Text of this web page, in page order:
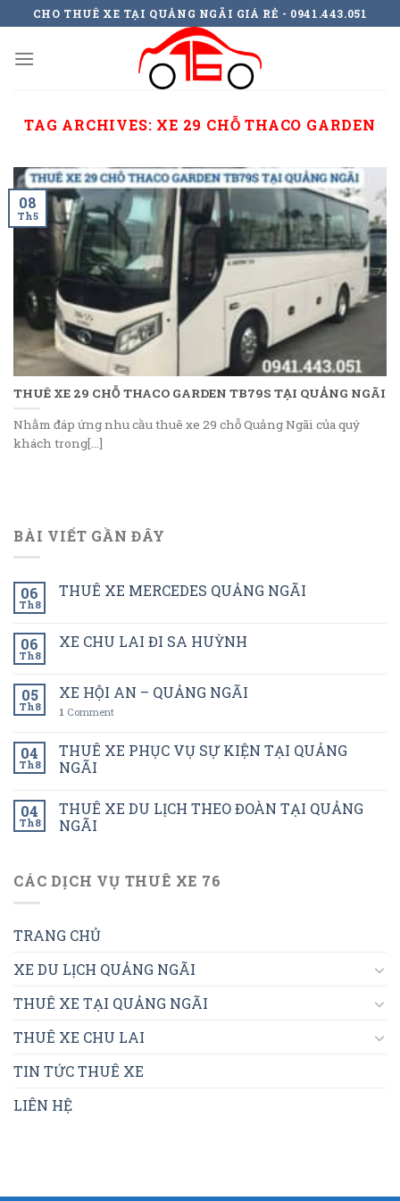
to
content
CHO THUÊ XE TẠI QUẢNG NGÃI GIÁ RẺ - 0941.443.051
TAG ARCHIVES: XE 29 CHỖ THACO GARDEN
THUÊ XE 29 CHỖ THACO GARDEN TB79S TẠI QUẢNG NGÃI
Nhằm đáp ứng nhu cầu thuê xe 29 chỗ Quảng Ngãi của quý
khách trong[...]
08
Th5
BÀI VIẾT GẦN ĐÂY
06
Th8
THUÊ XE MERCEDES QUẢNG NGÃI
06
Th8
XE CHU LAI ĐI SA HUỲNH
05
Th8
XE HỘI AN – QUẢNG NGÃI
1 Comment
04
Th8
THUÊ XE PHỤC VỤ SỰ KIỆN TẠI QUẢNG
NGÃI
04
Th8
THUÊ XE DU LỊCH THEO ĐOÀN TẠI QUẢNG
NGÃI
CÁC DỊCH VỤ THUÊ XE 76
TRANG CHỦ
XE DU LỊCH QUẢNG NGÃI
THUÊ XE TẠI QUẢNG NGÃI
THUÊ XE CHU LAI
TIN TỨC THUÊ XE
LIÊN HỆ